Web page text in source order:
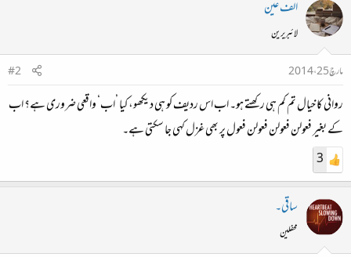
الف عین
لائبریرین
مارچ 25، 2014
#2
روانی کا خیال تم کم ہی رکھتے ہو۔ اب اس ردیف کو ہی دیکھو، کیا ’اب‘ واقعی ضروری ہے؟ اب
کے بغیر فعولن فعولن فعولن فعول پر بھی غزل کہی جا سکتی ہے۔
3
ساقی۔
محفلین